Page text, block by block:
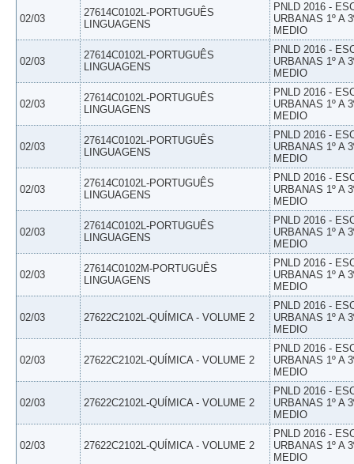
02/03
27614C0102L-PORTUGUÊS
LINGUAGENS
PNLD 2016 -
URBANAS 1º A
MEDIO
02/03
27614C0102L-PORTUGUÊS
LINGUAGENS
PNLD 2016 -
URBANAS 1º A
MEDIO
02/03
27614C0102L-PORTUGUÊS
LINGUAGENS
PNLD 2016 -
URBANAS 1º A
MEDIO
02/03
27614C0102L-PORTUGUÊS
LINGUAGENS
PNLD 2016 -
URBANAS 1º A
MEDIO
02/03
27614C0102L-PORTUGUÊS
LINGUAGENS
PNLD 2016 -
URBANAS 1º A
MEDIO
02/03
27614C0102L-PORTUGUÊS
LINGUAGENS
PNLD 2016 -
URBANAS 1º A
MEDIO
02/03
27614C0102M-PORTUGUÊS
LINGUAGENS
PNLD 2016 -
URBANAS 1º A
MEDIO
02/03 27622C2102L-QUÍMICA - VOLUME 2
PNLD 2016 -
URBANAS 1º A
MEDIO
02/03 27622C2102L-QUÍMICA - VOLUME 2
PNLD 2016 -
URBANAS 1º A
MEDIO
02/03 27622C2102L-QUÍMICA - VOLUME 2
PNLD 2016 -
URBANAS 1º A
MEDIO
02/03 27622C2102L-QUÍMICA - VOLUME 2
PNLD 2016 -
URBANAS 1º A
MEDIO